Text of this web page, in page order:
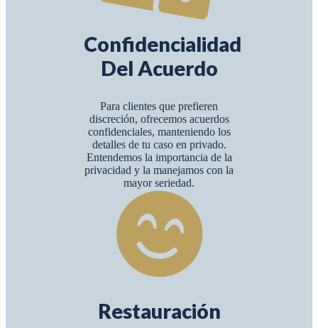
Confidencialidad
Del Acuerdo
Para clientes que prefieren
discreción, ofrecemos acuerdos
confidenciales, manteniendo los
detalles de tu caso en privado.
Entendemos la importancia de la
privacidad y la manejamos con la
mayor seriedad.
Restauración